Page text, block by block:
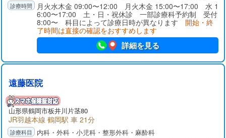
月火水木金 09:00〜12:00 月火木金 15:00〜17:00 水 1
6:00〜17:00 土・日・祝休診 一部診療科予約制 受付
8:00〜 科目によって診療日時が異なります 開始・終
了時間は直接の確認をおすすめします
詳細を見る
遠藤医院
山形県鶴岡市板井川片茎80
JR羽越本線 鶴岡駅 車 21分
内科・外科・小児科・整形外科・麻酔科